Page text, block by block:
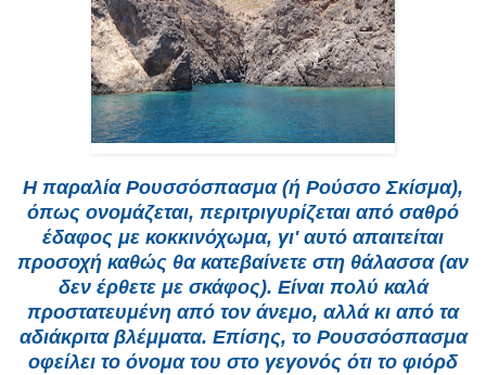
Η παραλία Ρουσσόσπασμα (ή Ρούσσο Σκίσμα),
όπως ονομάζεται, περιτριγυρίζεται από σαθρό
έδαφος με κοκκινόχωμα, γι' αυτό απαιτείται
προσοχή καθώς θα κατεβαίνετε στη θάλασσα (αν
δεν έρθετε με σκάφος). Είναι πολύ καλά
προστατευμένη από τον άνεμο, αλλά κι από τα
αδιάκριτα βλέμματα. Επίσης, το Ρουσσόσπασμα
οφείλει το όνομα του στο γεγονός ότι το φιόρδ